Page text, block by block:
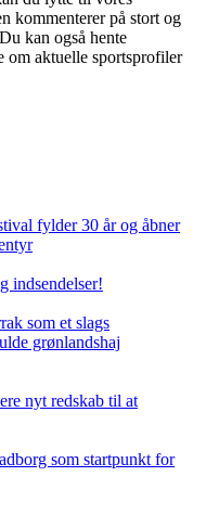
kommenterer på stort og
kan også hente
aktuelle sportsprofiler
fylder 30 år og åbner
indsendelser!
som et slags
grønlandshaj
nyt redskab til at
som startpunkt for